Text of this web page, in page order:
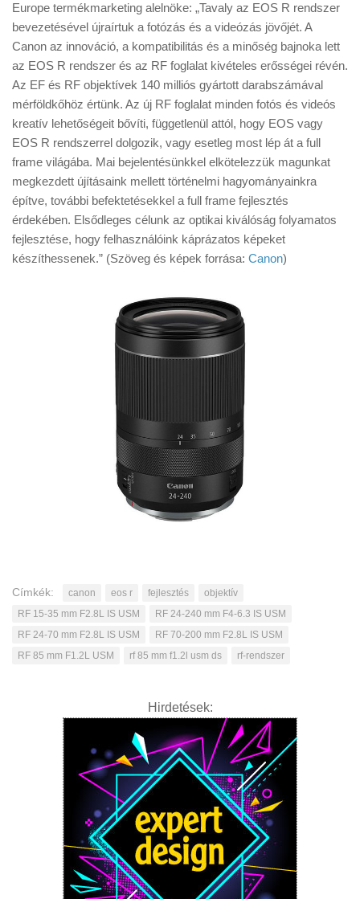
Europe termékmarketing alelnöke: „Tavaly az EOS R rendszer
bevezetésével újraírtuk a fotózás és a videózás jövőjét. A
Canon az innováció, a kompatibilitás és a minőség bajnoka lett
az EOS R rendszer és az RF foglalat kivételes erősségei révén.
Az EF és RF objektívek 140 milliós gyártott darabszámával
mérföldkőhöz értünk. Az új RF foglalat minden fotós és videós
kreatív lehetőségeit bővíti, függetlenül attól, hogy EOS vagy
EOS R rendszerrel dolgozik, vagy esetleg most lép át a full
frame világába. Mai bejelentésünkkel elkötelezzük magunkat
megkezdett újításaink mellett történelmi hagyományainkra
építve, további befektetésekkel a full frame fejlesztés
érdekében. Elsődleges célunk az optikai kiválóság folyamatos
fejlesztése, hogy felhasználóink káprázatos képeket
készíthessenek.” (Szöveg és képek forrása: Canon)
Címkék: canon eos r fejlesztés
objektív
RF 15-35 mm F2.8L IS USM
RF 24-240 mm F4-6.3 IS USM
RF 24-70 mm F2.8L IS USM
RF 70-200 mm F2.8L IS USM
RF 85 mm F1.2L USM
rf 85 mm f1.2l usm ds rf-rendszer
Hirdetések: